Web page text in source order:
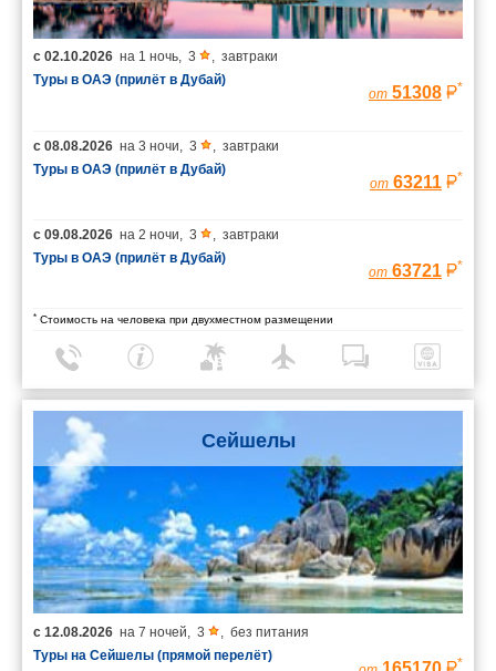
с 02.10.2026 на 1 ночь, 3 , завтраки
Туры в ОАЭ (прилёт в Дубай)
от 51308 *
с 08.08.2026 на 3 ночи, 3 , завтраки
Туры в ОАЭ (прилёт в Дубай)
от 63211 *
с 09.08.2026 на 2 ночи, 3 , завтраки
Туры в ОАЭ (прилёт в Дубай)
от 63721 *
* Стоимость на человека при двухместном размещении
Сейшелы
с 12.08.2026 на 7 ночей 3
без питания
Туры на Сейшелы (прямой перелёт)
*